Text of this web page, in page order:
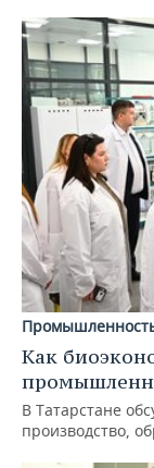
Как
В Татарстане
производство,